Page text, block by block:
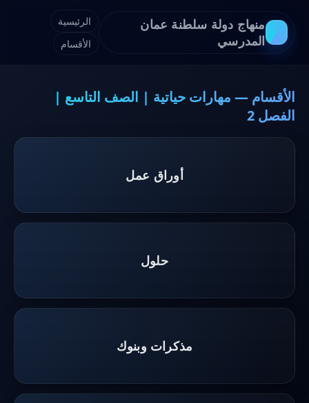
منهاج دولة سلطنة عمان
المدرسي
الرئيسية
الأقسام
الأقسام — مهارات حياتية | الصف التاسع |
الفصل 2
أوراق عمل
حلول
مذكرات وبنوك